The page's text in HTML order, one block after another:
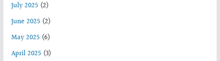
July 2025 (2)
June 2025 (2)
May 2025 (6)
April 2025 (3)